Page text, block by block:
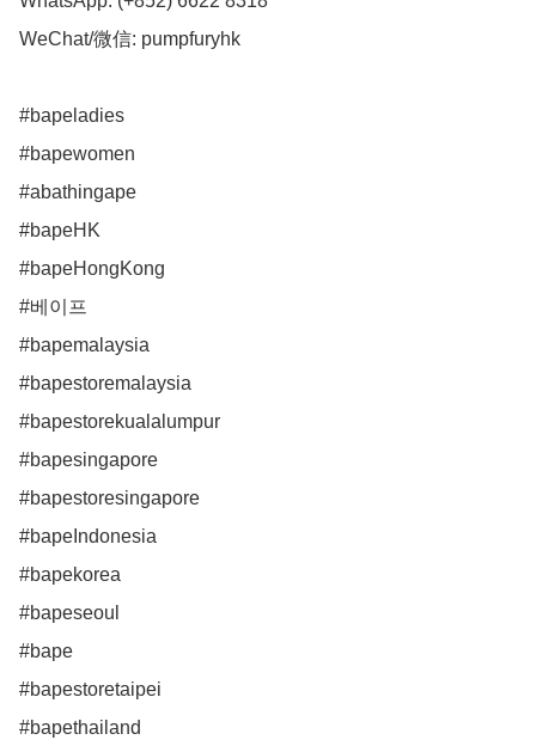
WeChat/微信: pumpfuryhk
#bapeladies
#bapewomen
#abathingape
#bapeHK
#bapeHongKong
#베이프
#bapemalaysia
#bapestoremalaysia
#bapestorekualalumpur
#bapesingapore
#bapestoresingapore
#bapeIndonesia
#bapekorea
#bapeseoul
#bape
#bapestoretaipei
#bapethailand